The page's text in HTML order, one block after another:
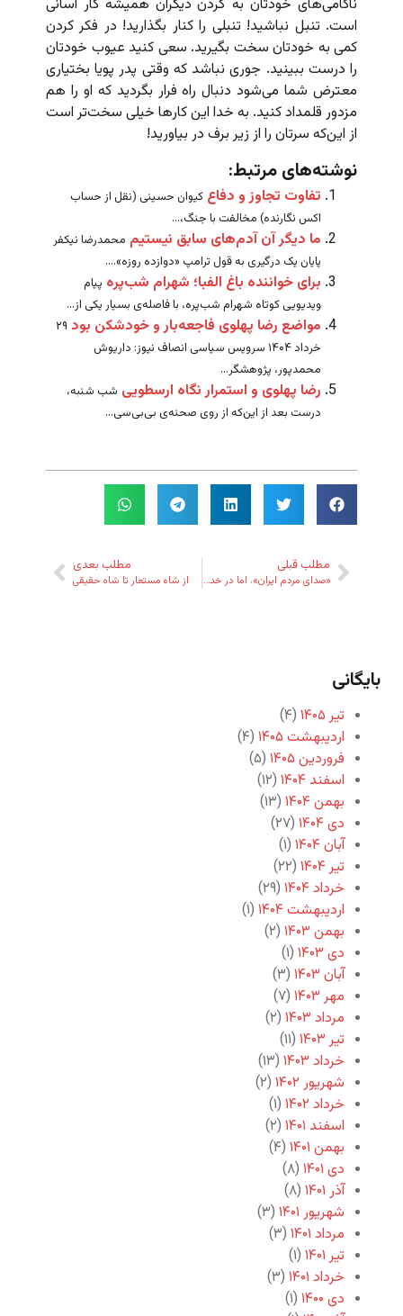
ناکامی‌های خودتان به گردن دیگران همیشه کار آسانی
است. تنبل نباشید! تنبلی را کنار بگذارید! در فکر کردن
کمی به خودتان سخت بگیرید. سعی کنید عیوب خودتان
را درست ببینید. جوری نباشد که وقتی پدر پویا بختیاری
معترض شما می‌شود دنبال راه فرار بگردید که او را هم
مزدور قلمداد کنید. به خدا این کارها خیلی سخت‌تر است
از این‌که سرتان را از زیر برف در بیاورید!
نوشته‌های مرتبط:
تفاوت تجاوز و دفاع کیوان حسینی (نقل از حساب
اکس نگارنده) مخالفت با جنگ،...
ما دیگر آن آدم‌های سابق نیستیم محمدرضا نیکفر
پایان یک درگیری به قول ترامپ «دوازده روزه»....
برای خواننده باغ الفبا؛ شهرام شب‌پره پیام
ویدیویی کوتاه شهرام شب‌پره، با فاصله‌ی بسیار یکی از...
مواضع رضا پهلوی فاجعه‌بار و خودشکن بود ۲۹
خرداد ۱۴۰۴ سرویس سیاسی انصاف نیوز: داریوش
محمدپور، پژوهشگر...
رضا پهلوی و استمرار نگاه ارسطویی شب شنبه،
درست بعد از این‌که از روی صحنه‌ی بی‌بی‌سی...
مطلب قبلی
«صدای مردم ایران»، اما در خدمت کدامین افق؟
مطلب بعدی
از شاه مستعار تا شاه حقیقی
بایگانی
تیر ۱۴۰۵
(۴)
اردیبهشت ۱۴۰۵
(۴)
فروردین ۱۴۰۵
(۵)
اسفند ۱۴۰۴
(۱۲)
بهمن ۱۴۰۴
(۱۳)
دی ۱۴۰۴
(۲۷)
آبان ۱۴۰۴
(۱)
تیر ۱۴۰۴
(۲۲)
خرداد ۱۴۰۴
(۲۹)
اردیبهشت ۱۴۰۴
(۱)
بهمن ۱۴۰۳
(۲)
دی ۱۴۰۳
(۱)
آبان ۱۴۰۳
(۳)
مهر ۱۴۰۳
(۷)
مرداد ۱۴۰۳
(۲)
تیر ۱۴۰۳
(۱۱)
خرداد ۱۴۰۳
(۱۳)
شهریور ۱۴۰۲
(۲)
خرداد ۱۴۰۲
(۱)
اسفند ۱۴۰۱
(۲)
بهمن ۱۴۰۱
(۴)
دی ۱۴۰۱
(۸)
آذر ۱۴۰۱
(۸)
شهریور ۱۴۰۱
(۳)
مرداد ۱۴۰۱
(۳)
تیر ۱۴۰۱
(۱)
خرداد ۱۴۰۱
(۳)
دی ۱۴۰۰
(۱)